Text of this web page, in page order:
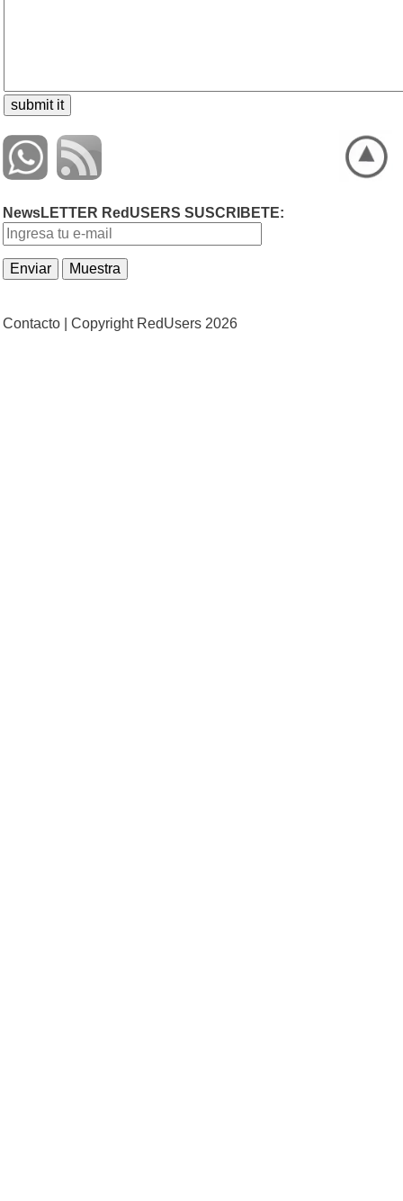
NewsLETTER RedUSERS SUSCRIBETE:
Contacto | Copyright RedUsers 2026